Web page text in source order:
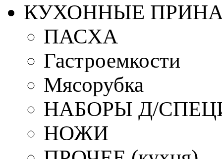
КУХОННЫЕ
ПАСХА
Гастроемкости
Мясорубка
НАБОРЫ Д/
НОЖИ